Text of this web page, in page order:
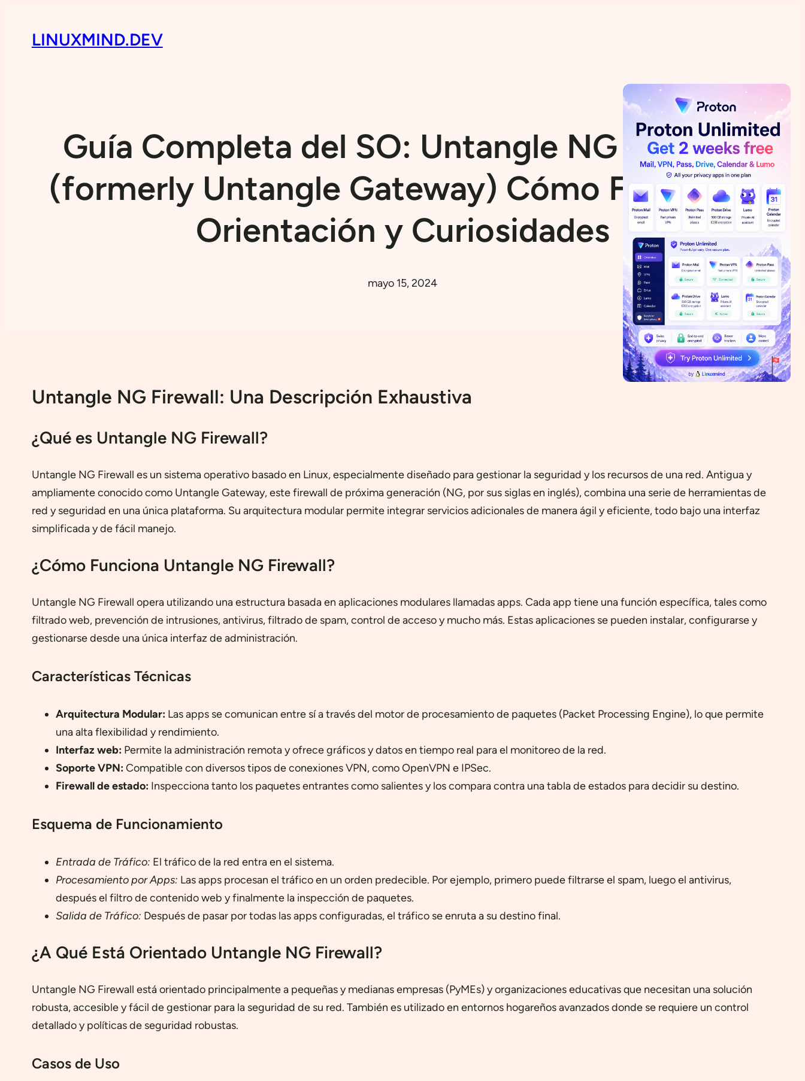
LINUXMIND.DEV
Guía Completa del SO: Untangle NG Firewall
(formerly Untangle Gateway) Cómo Funciona,
Orientación y Curiosidades
mayo 15, 2024
Untangle NG Firewall: Una Descripción Exhaustiva
¿Qué es Untangle NG Firewall?
Untangle NG Firewall es un sistema operativo basado en Linux, especialmente diseñado para gestionar la seguridad y los recursos de una red. Antigua y
ampliamente conocido como Untangle Gateway, este firewall de próxima generación (NG, por sus siglas en inglés), combina una serie de herramientas de
red y seguridad en una única plataforma. Su arquitectura modular permite integrar servicios adicionales de manera ágil y eficiente, todo bajo una interfaz
simplificada y de fácil manejo.
¿Cómo Funciona Untangle NG Firewall?
Untangle NG Firewall opera utilizando una estructura basada en aplicaciones modulares llamadas apps. Cada app tiene una función específica, tales como
filtrado web, prevención de intrusiones, antivirus, filtrado de spam, control de acceso y mucho más. Estas aplicaciones se pueden instalar, configurarse y
gestionarse desde una única interfaz de administración.
Características Técnicas
Arquitectura Modular:Las apps se comunican entre sí a través del motor de procesamiento de paquetes (Packet Processing Engine), lo que permite
una alta flexibilidad y rendimiento.
Interfaz web:Permite la administración remota y ofrece gráficos y datos en tiempo real para el monitoreo de la red.
Soporte VPN:Compatible con diversos tipos de conexiones VPN, como OpenVPN e IPSec.
Firewall de estado:Inspecciona tanto los paquetes entrantes como salientes y los compara contra una tabla de estados para decidir su destino.
Esquema de Funcionamiento
Entrada de Tráfico: El tráfico de la red entra en el sistema.
Procesamiento por Apps: Las apps procesan el tráfico en un orden predecible. Por ejemplo, primero puede filtrarse el spam, luego el antivirus,
después el filtro de contenido web y finalmente la inspección de paquetes.
Salida de Tráfico: Después de pasar por todas las apps configuradas, el tráfico se enruta a su destino final.
¿A Qué Está Orientado Untangle NG Firewall?
Untangle NG Firewall está orientado principalmente a pequeñas y medianas empresas (PyMEs) y organizaciones educativas que necesitan una solución
robusta, accesible y fácil de gestionar para la seguridad de su red. También es utilizado en entornos hogareños avanzados donde se requiere un control
detallado y políticas de seguridad robustas.
Casos de Uso